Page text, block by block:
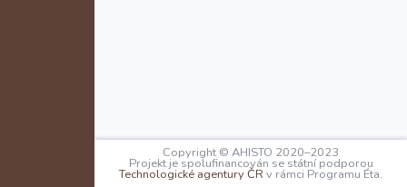
Copyright © AHISTO 2020–2023
Projekt je spolufinancován se státní podporou
Technologické agentury ČR v rámci Programu Éta.